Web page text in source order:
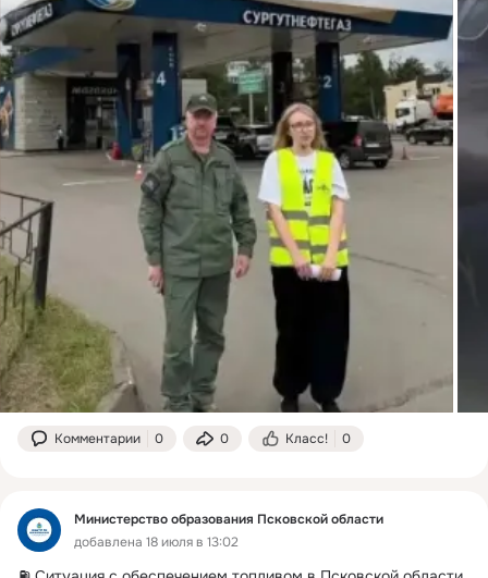
Комментарии 0 0 Класс! 0
Министерство образования Псковской области
добавлена 18 июля в 13:02